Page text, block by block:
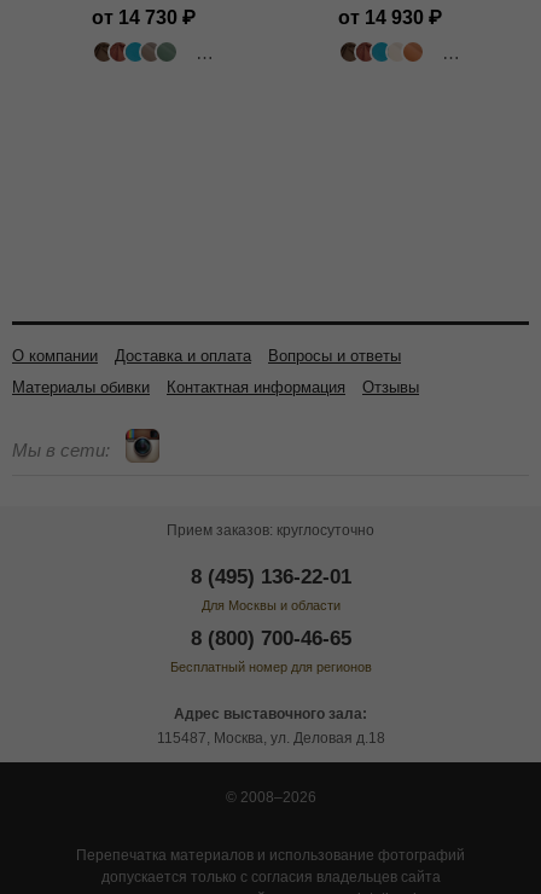
от 14 730
502 цвета
от 14 930
502 цвета
О компании Доставка и оплата
Вопросы и ответы
Материалы обивки
Контактная информация Отзывы
Мы в сети:
Прием заказов: круглосуточно
8 (495) 136-22-01
Для Москвы и области
8 (800) 700-46-65
Бесплатный номер для регионов
Адрес выставочного зала:
115487, Москва, ул. Деловая д.18
© 2008–2026
Перепечатка материалов и использование фотографий
допускается только с согласия владельцев сайта